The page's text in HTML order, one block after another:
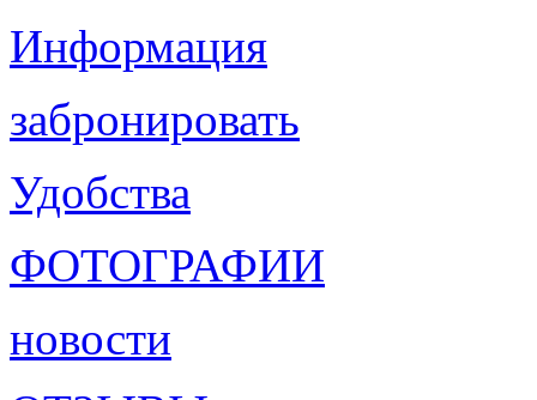
Информация
забронировать
Удобства
ФОТОГРАФИИ
новости